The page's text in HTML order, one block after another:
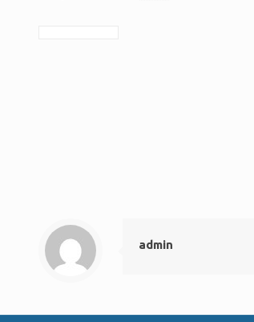
admin